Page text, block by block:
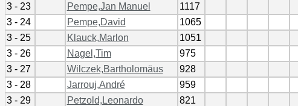
3 - 23
Pempe,Jan Manuel
1117
3 - 24
Pempe,David
1065
3 - 25
Klauck,Marlon
1051
3 - 26
Nagel,Tim
975
3 - 27
Wilczek,Bartholomäus 928
3 - 28
Jarrouj,André
959
3 - 29
Petzold,Leonardo
821